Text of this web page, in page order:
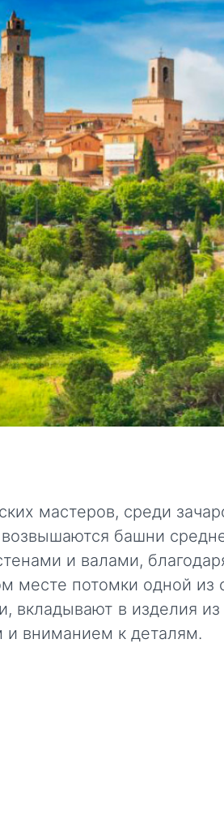
мастеров, среди
башни
и валами,
месте потомки одной из
в изделия
и вниманием к деталям.